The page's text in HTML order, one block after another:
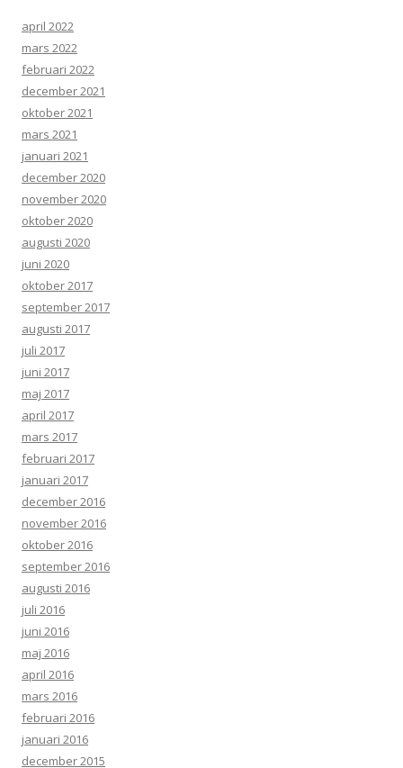
april 2022
mars 2022
februari 2022
december 2021
oktober 2021
mars 2021
januari 2021
december 2020
november 2020
oktober 2020
augusti 2020
juni 2020
oktober 2017
september 2017
augusti 2017
juli 2017
juni 2017
maj 2017
april 2017
mars 2017
februari 2017
januari 2017
december 2016
november 2016
oktober 2016
september 2016
augusti 2016
juli 2016
juni 2016
maj 2016
april 2016
mars 2016
februari 2016
januari 2016
december 2015